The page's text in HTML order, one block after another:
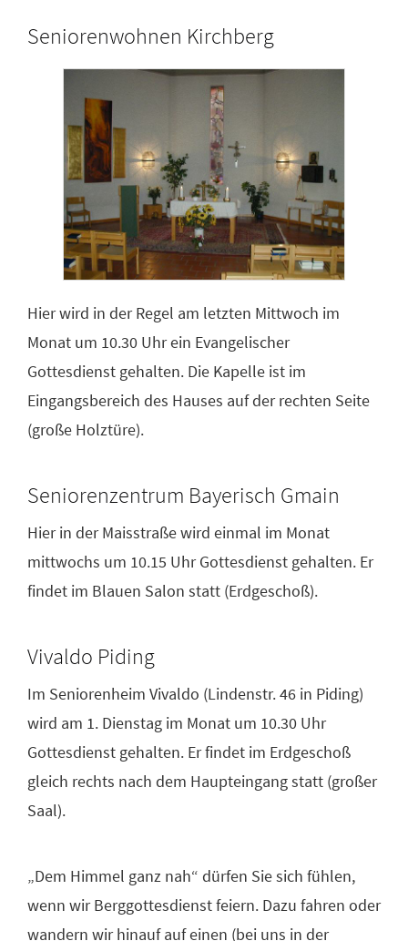
Seniorenwohnen Kirchberg
Hier wird in der Regel am letzten Mittwoch im
Monat um 10.30 Uhr ein Evangelischer
Gottesdienst gehalten. Die Kapelle ist im
Eingangsbereich des Hauses auf der rechten Seite
(große Holztüre).
Seniorenzentrum Bayerisch Gmain
Hier in der Maisstraße wird einmal im Monat
mittwochs um 10.15 Uhr Gottesdienst gehalten. Er
findet im Blauen Salon statt (Erdgeschoß).
Vivaldo Piding
Im Seniorenheim Vivaldo (Lindenstr. 46 in Piding)
wird am 1. Dienstag im Monat um 10.30 Uhr
Gottesdienst gehalten. Er findet im Erdgeschoß
gleich rechts nach dem Haupteingang statt (großer
Saal).
„Dem Himmel ganz nah“ dürfen Sie sich fühlen,
wenn wir Berggottesdienst feiern. Dazu fahren oder
wandern wir hinauf auf einen (bei uns in der